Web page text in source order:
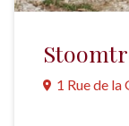
1 Rue de la
Door